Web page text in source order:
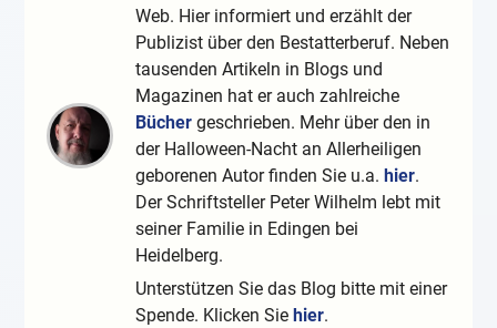
Web. Hier informiert und erzählt der
Publizist über den Bestatterberuf. Neben
tausenden Artikeln in Blogs und
Magazinen hat er auch zahlreiche
Bücher geschrieben. Mehr über den in
der Halloween-Nacht an Allerheiligen
geborenen Autor finden Sie u.a. hier.
Der Schriftsteller Peter Wilhelm lebt mit
seiner Familie in Edingen bei
Heidelberg.
Unterstützen Sie das Blog bitte mit einer
Spende. Klicken Sie hier.